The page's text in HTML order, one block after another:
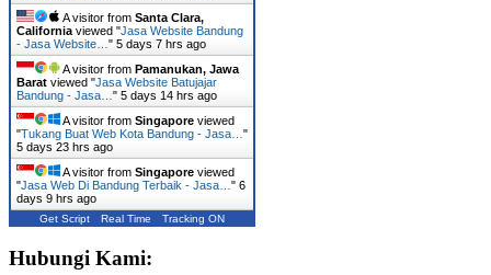
A visitor from Santa Clara,
California viewed "Jasa Website Bandung
- Jasa Website… " 5 days 7 hrs ago
A visitor from Pamanukan, Jawa
Barat viewed "Jasa Website Batujajar
Bandung - Jasa… " 5 days 14 hrs ago
A visitor from Singapore viewed
"Tukang Buat Web Kota Bandung - Jasa… "
5 days 23 hrs ago
A visitor from Singapore viewed
"Jasa Web Di Bandung Terbaik - Jasa… " 6
days 9 hrs ago
Get Script Real Time Tracking ON
Hubungi Kami: